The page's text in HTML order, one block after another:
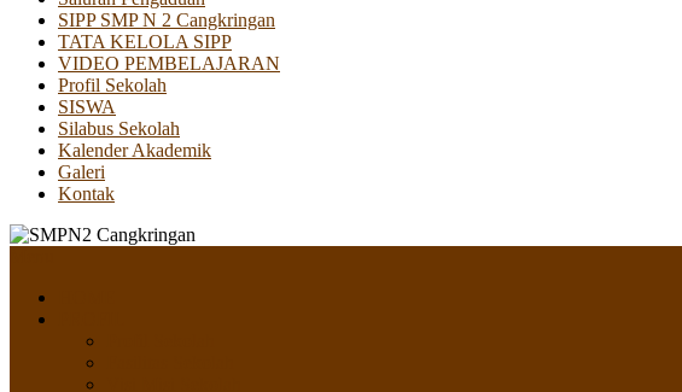
SIPP SMP N 2 Cangkringan
TATA KELOLA SIPP
VIDEO PEMBELAJARAN
Profil Sekolah
SISWA
Silabus Sekolah
Kalender Akademik
Galeri
Kontak